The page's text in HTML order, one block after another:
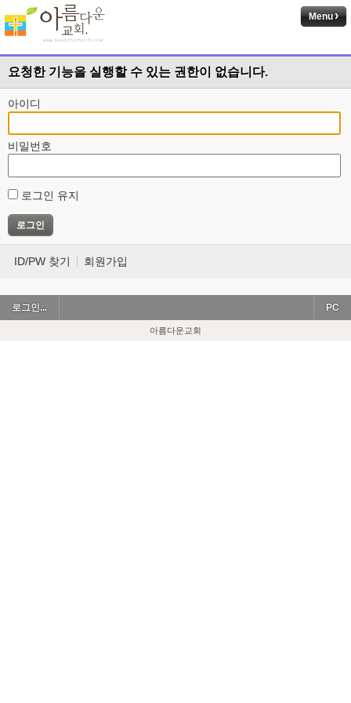
Menu
요청한 기능을 실행할 수 있는 권한이 없습니다.
아이디
비밀번호
로그인 유지
ID/PW 찾기 회원가입
로그인... PC
아름다운교회